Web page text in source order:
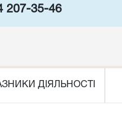
207-35-46
ДІЯЛЬНОСТІ